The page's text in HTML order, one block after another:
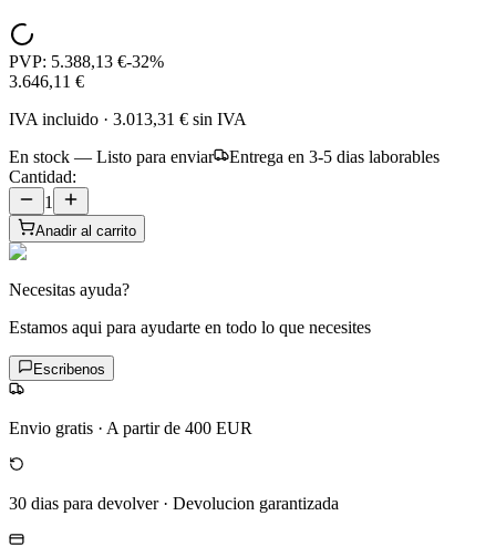
PVP: 5.388,13 €-32%
3.646,11 €
IVA incluido · 3.013,31 € sin IVA
En stock — Listo para enviar
Entrega en 3-5 dias laborables
Cantidad:
1
Anadir al carrito
Necesitas ayuda?
Estamos aqui para ayudarte en todo lo que necesites
Escribenos
Envio gratis · A partir de 400 EUR
30 dias para devolver· Devolucion garantizada